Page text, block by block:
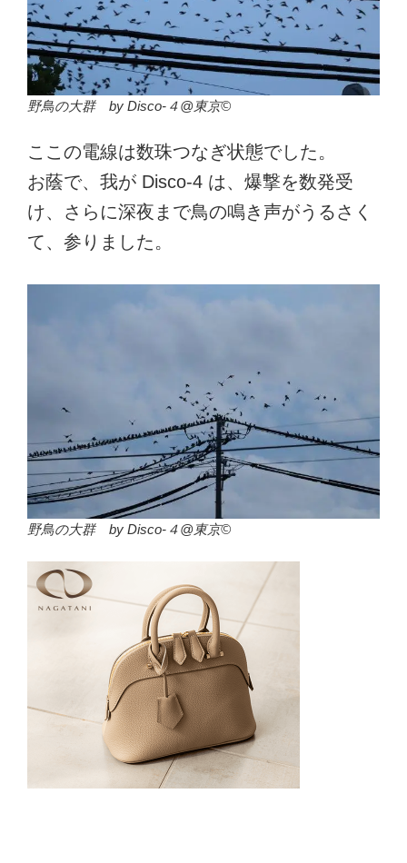
野鳥の大群 by Disco-４@東京©
ここの電線は数珠つなぎ状態でした。
お蔭で、我が Disco-4 は、爆撃を数発受
け、さらに深夜まで鳥の鳴き声がうるさく
て、参りました。
野鳥の大群 by Disco-４@東京©